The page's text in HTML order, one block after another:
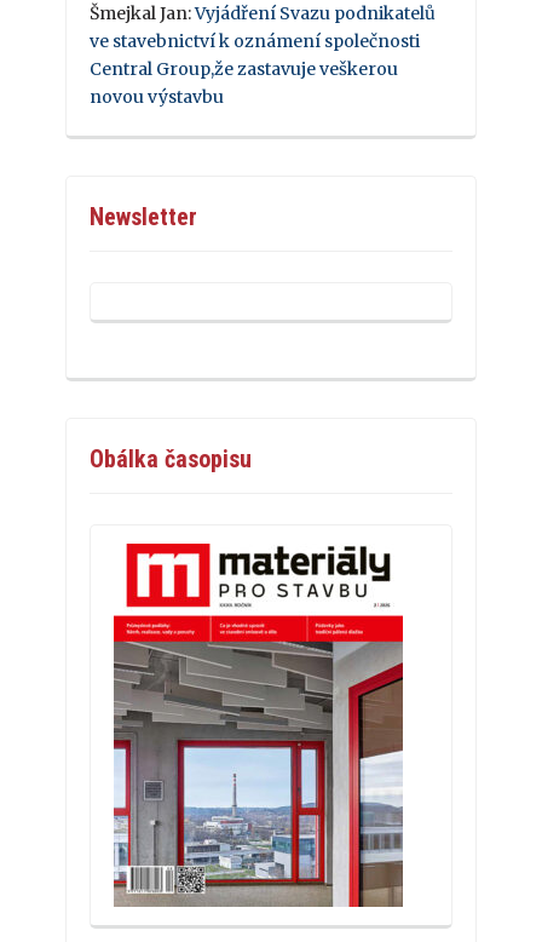
Šmejkal Jan:Vyjádření Svazu podnikatelů
ve stavebnictví k oznámení společnosti
Central Group,že zastavuje veškerou
novou výstavbu
Newsletter
Obálka časopisu